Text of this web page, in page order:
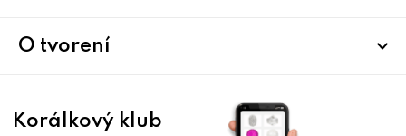
O tvorení
Korálkový klub